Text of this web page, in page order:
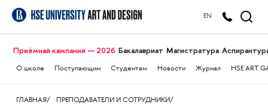
EN
Приёмная кампания — 2026 Бакалавриат Магистратура
О школе Поступающим Студентам Новости Журнал HSE ART
ГЛАВНАЯ ПРЕПОДАВАТЕЛИ И СОТРУДНИКИ